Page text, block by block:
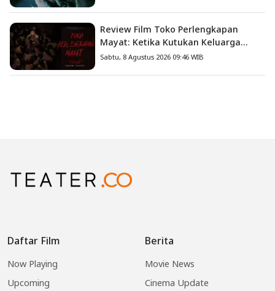
Review Film Toko Perlengkapan
Mayat: Ketika Kutukan Keluarga
Menjadi Sumber Teror yang
Sabtu, 8 Agustus 2026 09:46 WIB
Daftar Film
Now Playing
Upcoming
Berita
Movie News
Cinema Update